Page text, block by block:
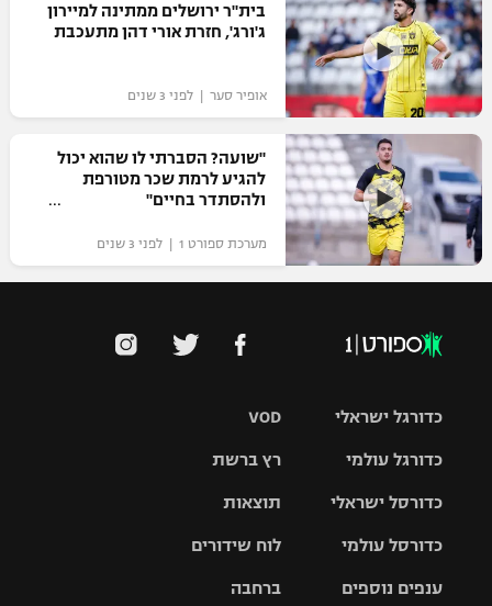
בית"ר ירושלים ממתינה למיירון
ג'ורג', חזרת אורי דהן מתעכבת
אופיר סער | לפני 3 שנים
"שועה? הסברתי לו שהוא יכול
להגיע לרמת שכר מטורפת
ולהסתדר בחיים"
מערכת ספורט 1 | לפני 3 שנים
VOD
רץ ברשת
תוצאות
לוח שידורים
ברחבה
כדורגל ישראלי
גביע הטוטו
כדורגל עולמי
האלופות
ליגה
כדורסל ישראלי
סל
כדורסל עולמי
ענפים נוספים